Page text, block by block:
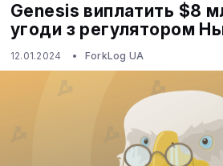
Genesis виплатить $8
угоди з регулятором
12.01.2024 ForkLog UA